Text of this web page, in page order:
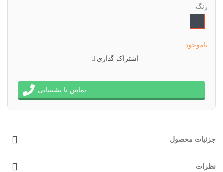
رنگ
ناموجود
اشتراک گذاری
تماس با پشتیبانی
جزئیات محصول
نظرات